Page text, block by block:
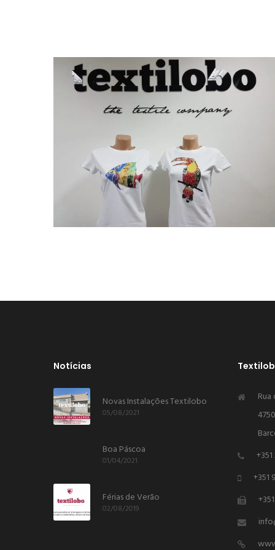
Notícias
Novas Instalações Textilobo
05/08/2021
Boa Páscoa
01/04/2021
Férias de Verão
02/08/2019
Rua
+351